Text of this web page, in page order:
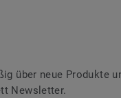
über neue Produkte
Newsletter.